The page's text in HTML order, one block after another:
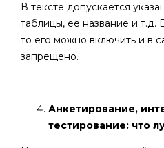
В тексте допускается
таблицы, ее название и т.д.
то его можно включить и в
запрещено.
Анкетирование,
тестирование: что